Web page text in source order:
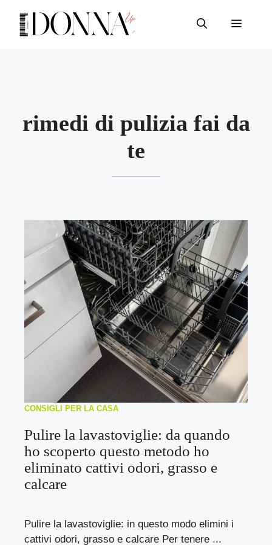
contenuto
Menu
rimedi di pulizia fai da
te
CONSIGLI PER LA CASA
Pulire la lavastoviglie: da quando
ho scoperto questo metodo ho
eliminato cattivi odori, grasso e
calcare
Pulire la lavastoviglie: in questo modo elimini i
cattivi odori, grasso e calcare Per tenere ...